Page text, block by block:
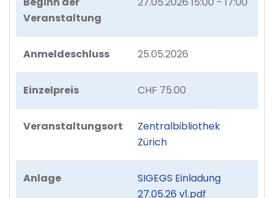
Veranstaltung
Anmeldeschluss 25.05.2026
Einzelpreis CHF 75.00
Veranstaltungsort
Zentralbibliothek
Zürich
Anlage
SIGEGS Einladung
27.05.26 v1.pdf